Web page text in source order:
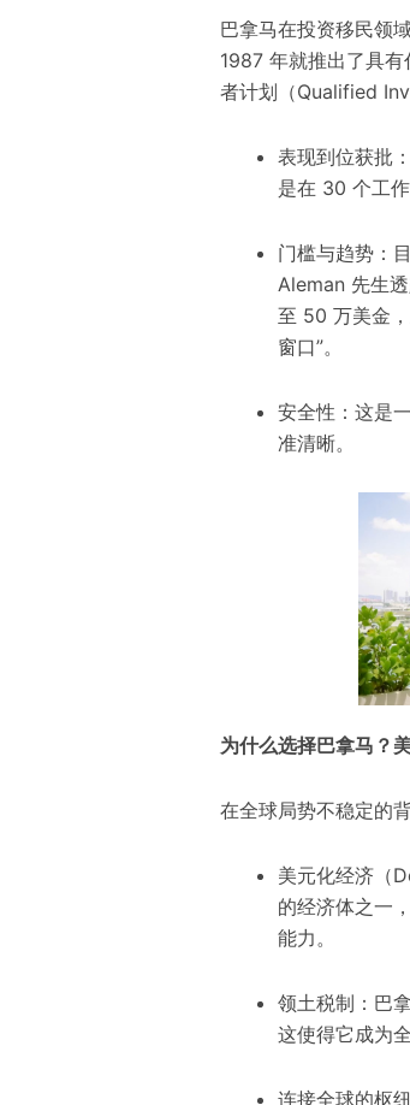
巴拿马在投资移民领
1987 年就推出了具有
者计划（Qualified
表现到位获批
是在 30 个工作
门槛与趋势：
Aleman 先生
至 50 万美金
窗口”。
安全性：这是
准清晰。
为什么选择巴拿马？
在全球局势不稳定的
美元化经济（
的经济体之一
能力。
领土税制：巴
这使得它成为
连接全球的枢